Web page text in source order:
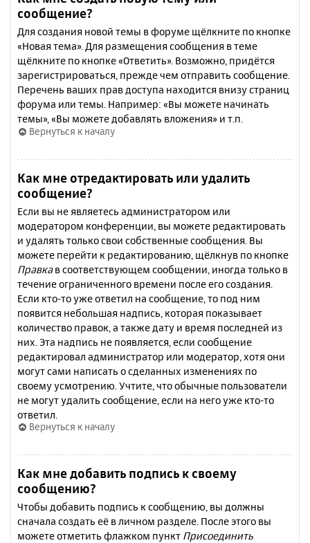
сообщение?
Для создания новой темы в форуме щёлкните по кнопке
«Новая тема». Для размещения сообщения в теме
щёлкните по кнопке «Ответить». Возможно, придётся
зарегистрироваться, прежде чем отправить сообщение.
Перечень ваших прав доступа находится внизу страниц
форума или темы. Например: «Вы можете начинать
темы», «Вы можете добавлять вложения» и т.п.
Вернуться к началу
Как мне отредактировать или удалить
сообщение?
Если вы не являетесь администратором или
модератором конференции, вы можете редактировать
и удалять только свои собственные сообщения. Вы
можете перейти к редактированию, щёлкнув по кнопке
Правкав соответствующем сообщении, иногда только в
течение ограниченного времени после его создания.
Если кто-то уже ответил на сообщение, то под ним
появится небольшая надпись, которая показывает
количество правок, а также дату и время последней из
них. Эта надпись не появляется, если сообщение
редактировал администратор или модератор, хотя они
могут сами написать о сделанных изменениях по
своему усмотрению. Учтите, что обычные пользователи
не могут удалить сообщение, если на него уже кто-то
ответил.
Вернуться к началу
Как мне добавить подпись к своему
сообщению?
Чтобы добавить подпись к сообщению, вы должны
сначала создать её в личном разделе. После этого вы
можете отметить флажком пункт Присоединить